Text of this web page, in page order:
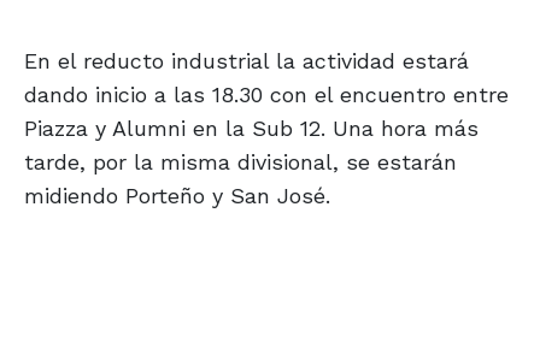
En el reducto industrial la actividad estará
dando inicio a las 18.30 con el encuentro entre
Piazza y Alumni en la Sub 12. Una hora más
tarde, por la misma divisional, se estarán
midiendo Porteño y San José.